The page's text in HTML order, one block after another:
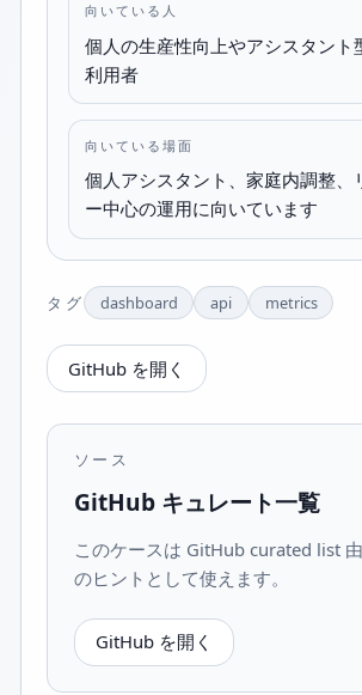
向いている人
個人の生産性向上やアシスタント
利用者
向いている場面
個人アシスタント、家庭内調整、
ー中心の運用に向いています
タグ dashboard api metrics
GitHub を開く
ソース
GitHub キュレート一覧
このケースは GitHub curated list
のヒントとして使えます。
GitHub を開く